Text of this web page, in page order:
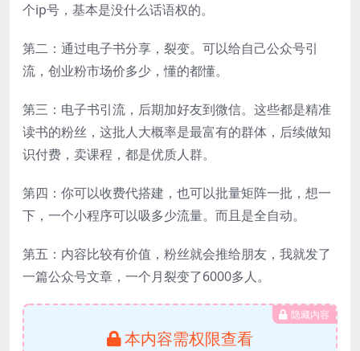
个ip号，基本是没什么话语权的。
第二：通过电子书分享，裂变。可以给自己公众号引
流，创业粉市场价多少，懂的都懂。
第三：电子书引流，后期加好友到微信。这些都是精准
读书的粉丝，这批人大概率是最富有的群体，后续做知
识付费，卖课程，都是优质人群。
第四：你可以收费代搭建，也可以批量矩阵一批，想一
下，一个小程序可以吸多少流量。而且是全自动。
第五：内容比较有价值，粉丝就会推给朋友，我就发了
一篇公众号文章，一个月裂变了6000多人。
隐藏内容
本内容需权限查看